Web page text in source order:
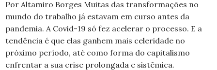
Por Altamiro Borges Muitas das transformações no
mundo do trabalho já estavam em curso antes da
pandemia. A Covid-19 só fez acelerar o processo. E a
tendência é que elas ganhem mais celeridade no
próximo período, até como forma do capitalismo
enfrentar a sua crise prolongada e sistêmica.